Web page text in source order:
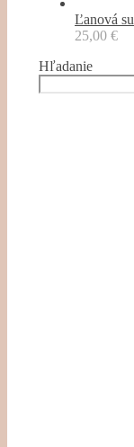
Ľanová
25,00 €
Hľadanie